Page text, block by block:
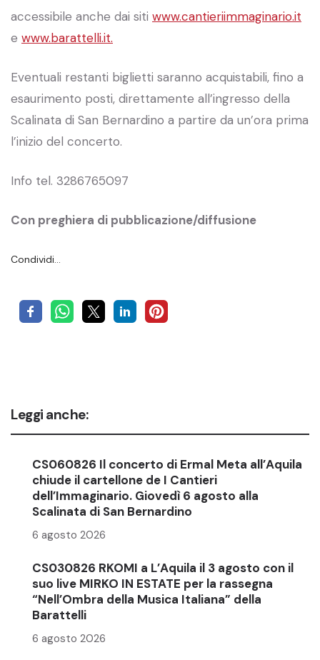
accessibile anche dai siti www.cantieriimmaginario.it
e www.barattelli.it.
Eventuali restanti biglietti saranno acquistabili, fino a
esaurimento posti, direttamente all’ingresso della
Scalinata di San Bernardino a partire da un’ora prima
l’inizio del concerto.
Info tel. 3286765097
Con preghiera di pubblicazione/diffusione
Condividi…
Leggi anche:
CS060826 Il concerto di Ermal Meta all’Aquila
chiude il cartellone de I Cantieri
dell’Immaginario. Giovedì 6 agosto alla
Scalinata di San Bernardino
6 agosto 2026
CS030826 RKOMI a L’Aquila il 3 agosto con il
suo live MIRKO IN ESTATE per la rassegna
“Nell’Ombra della Musica Italiana” della
Barattelli
6 agosto 2026